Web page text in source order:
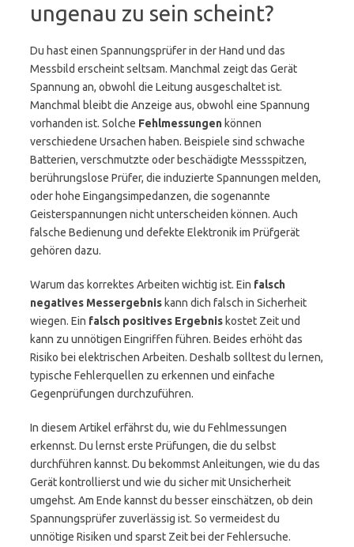
ungenau zu sein scheint?
Du hast einen Spannungsprüfer in der Hand und das
Messbild erscheint seltsam. Manchmal zeigt das Gerät
Spannung an, obwohl die Leitung ausgeschaltet ist.
Manchmal bleibt die Anzeige aus, obwohl eine Spannung
vorhanden ist. Solche Fehlmessungen können
verschiedene Ursachen haben. Beispiele sind schwache
Batterien, verschmutzte oder beschädigte Messspitzen,
berührungslose Prüfer, die induzierte Spannungen melden,
oder hohe Eingangsimpedanzen, die sogenannte
Geisterspannungen nicht unterscheiden können. Auch
falsche Bedienung und defekte Elektronik im Prüfgerät
gehören dazu.
Warum das korrektes Arbeiten wichtig ist. Ein falsch
negatives Messergebnis kann dich falsch in Sicherheit
wiegen. Ein falsch positives Ergebnis kostet Zeit und
kann zu unnötigen Eingriffen führen. Beides erhöht das
Risiko bei elektrischen Arbeiten. Deshalb solltest du lernen,
typische Fehlerquellen zu erkennen und einfache
Gegenprüfungen durchzuführen.
In diesem Artikel erfährst du, wie du Fehlmessungen
erkennst. Du lernst erste Prüfungen, die du selbst
durchführen kannst. Du bekommst Anleitungen, wie du das
Gerät kontrollierst und wie du sicher mit Unsicherheit
umgehst. Am Ende kannst du besser einschätzen, ob dein
Spannungsprüfer zuverlässig ist. So vermeidest du
unnötige Risiken und sparst Zeit bei der Fehlersuche.